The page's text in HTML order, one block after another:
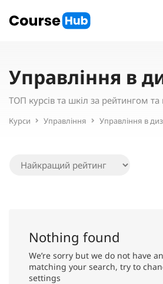
Управління в
ТОП курсів та шкіл за рейтингом та
Курси Управління Управління в
Nothing found
We’re sorry but we do not have
matching your search, try to
settings